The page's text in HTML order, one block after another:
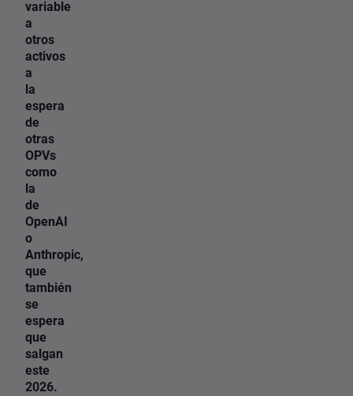
variable
a
otros
activos
a
la
espera
de
otras
OPVs
como
la
de
OpenAI
o
Anthropic,
que
también
se
espera
que
salgan
este
2026.